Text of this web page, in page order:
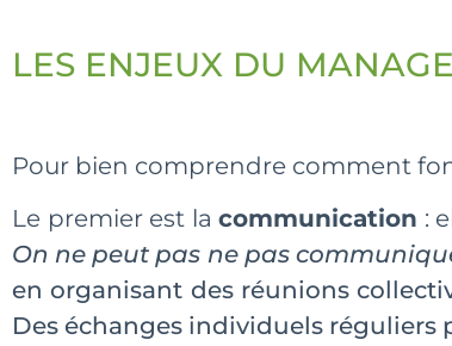
LES ENJEUX DU
Pour bien comprendre comment
Le premier est la communication :
On ne peut pas ne pas
en organisant des réunions
Des échanges individuels